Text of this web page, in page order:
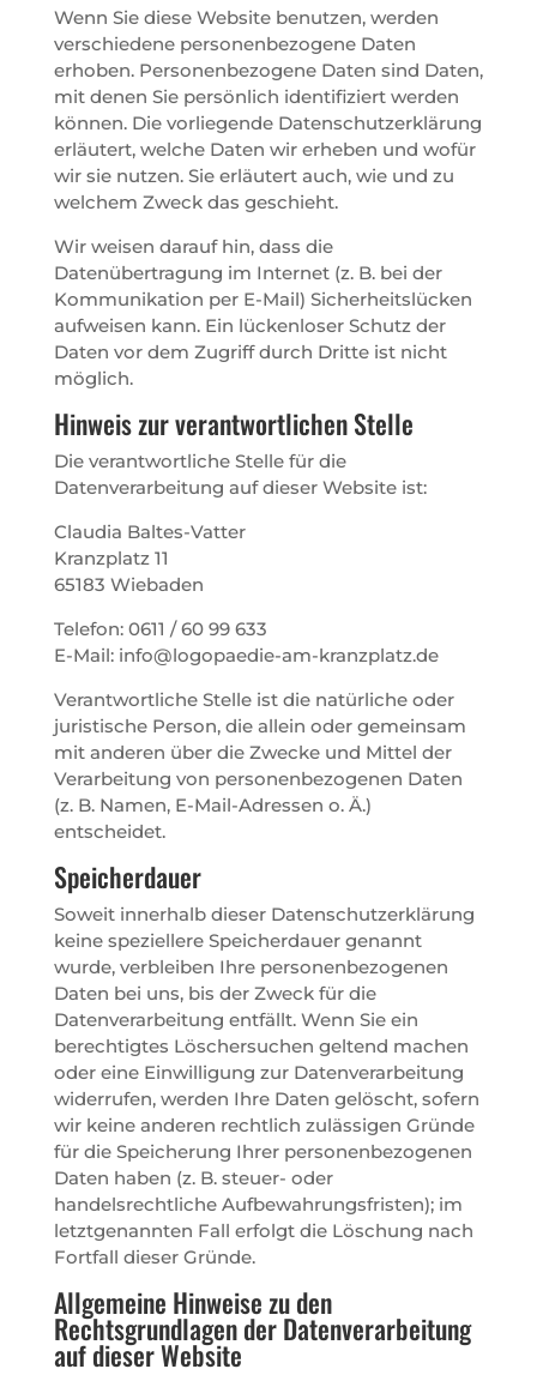
Wenn Sie diese Website benutzen, werden
verschiedene personenbezogene Daten
erhoben. Personenbezogene Daten sind Daten,
mit denen Sie persönlich identifiziert werden
können. Die vorliegende Datenschutzerklärung
erläutert, welche Daten wir erheben und wofür
wir sie nutzen. Sie erläutert auch, wie und zu
welchem Zweck das geschieht.
Wir weisen darauf hin, dass die
Datenübertragung im Internet (z. B. bei der
Kommunikation per E-Mail) Sicherheitslücken
aufweisen kann. Ein lückenloser Schutz der
Daten vor dem Zugriff durch Dritte ist nicht
möglich.
Hinweis zur verantwortlichen Stelle
Die verantwortliche Stelle für die
Datenverarbeitung auf dieser Website ist:
Claudia Baltes-Vatter
Kranzplatz 11
65183 Wiebaden
Telefon: 0611 / 60 99 633
E-Mail: info@logopaedie-am-kranzplatz.de
Verantwortliche Stelle ist die natürliche oder
juristische Person, die allein oder gemeinsam
mit anderen über die Zwecke und Mittel der
Verarbeitung von personenbezogenen Daten
(z. B. Namen, E-Mail-Adressen o. Ä.)
entscheidet.
Speicherdauer
Soweit innerhalb dieser Datenschutzerklärung
keine speziellere Speicherdauer genannt
wurde, verbleiben Ihre personenbezogenen
Daten bei uns, bis der Zweck für die
Datenverarbeitung entfällt. Wenn Sie ein
berechtigtes Löschersuchen geltend machen
oder eine Einwilligung zur Datenverarbeitung
widerrufen, werden Ihre Daten gelöscht, sofern
wir keine anderen rechtlich zulässigen Gründe
für die Speicherung Ihrer personenbezogenen
Daten haben (z. B. steuer- oder
handelsrechtliche Aufbewahrungsfristen); im
letztgenannten Fall erfolgt die Löschung nach
Fortfall dieser Gründe.
Allgemeine Hinweise zu den
Rechtsgrundlagen der Datenverarbeitung
auf dieser Website